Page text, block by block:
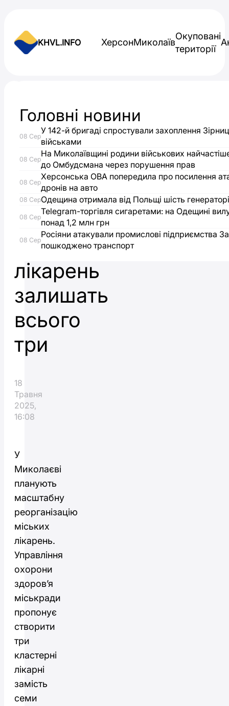
KHVL.INFO ХерсонМиколаїв
Окуповані
території
“Спроможна
мережа”:
Миколаєві
замість
семи
лікарень
залишать
всього
три
18
Травня
2025,
16:08
У
Миколаєві
планують
масштабну
реорганізацію
міських
лікарень.
Управління
охорони
здоров’я
міськради
пропонує
створити
три
кластерні
лікарні
замість
семи
Головні новини
08 Сер
У 142-й бригаді спростували захоплення
військами
08 Сер
На Миколаївщині родини військових
до Омбудсмана через порушення прав
08 Сер
Херсонська ОВА попередила про посилення
дронів на авто
08 СерОдещина отримала від Польщі шість
08 Сер
Telegram-торгівля сигаретами: на Одещині
понад 1,2 млн грн
08 Сер
Росіяни атакували промислові підприємства
пошкоджено транспорт